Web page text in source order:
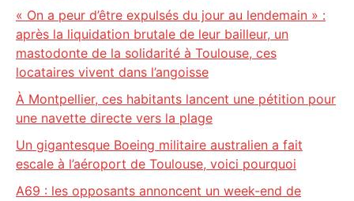
« On a peur d’être expulsés du jour au lendemain » :
après la liquidation brutale de leur bailleur, un
mastodonte de la solidarité à Toulouse, ces
locataires vivent dans l’angoisse
À Montpellier, ces habitants lancent une pétition pour
une navette directe vers la plage
Un gigantesque Boeing militaire australien a fait
escale à l’aéroport de Toulouse, voici pourquoi
A69 : les opposants annoncent un week-end de